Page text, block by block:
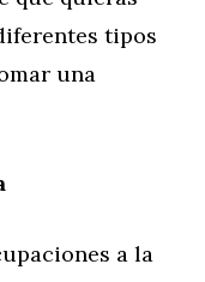
tipos
una
a la